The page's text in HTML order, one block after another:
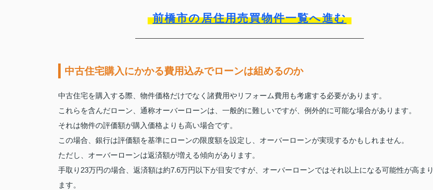
前橋市の居住用売買物件一覧へ進む
中古住宅購入にかかる費用込みでローンは組めるのか
中古住宅を購入する際、物件価格だけでなく諸費用やリフォーム費用も考慮する必要があります。
これらを含んだローン、通称オーバーローンは、一般的に難しいですが、例外的に可能な場合があります。
それは物件の評価額が購入価格よりも高い場合です。
この場合、銀行は評価額を基準にローンの限度額を設定し、オーバーローンが実現するかもしれません。
ただし、オーバーローンは返済額が増える傾向があります。
手取り23万円の場合、返済額は約7.6万円以下が目安ですが、オーバーローンではそれ以上になる可能性が高まり
ます。